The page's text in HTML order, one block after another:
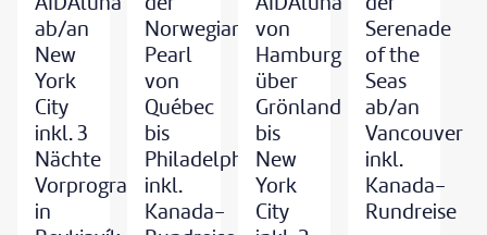
ab/an
New
York
City
inkl. 3
Nächte
Vorprogramm
in
Norwegian
Pearl
von
Québec
bis
Philadelphia
inkl.
Kanada-
von
Hamburg
über
Grönland
bis
New
York
City
Serenade
of the
Seas
ab/an
Vancouver
inkl.
Kanada-
Rundreise